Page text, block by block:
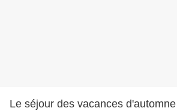
Le séjour des vacances